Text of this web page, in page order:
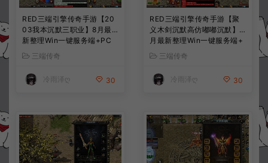
RED三端引擎传奇手游【20
03我本沉默三职业】8月最
新整理Win一键服务端+PC
安卓+详细搭建教程
三端传奇
冷雨泽ღ 30
RED三端引擎传奇手游【聚
义木剑沉默高仿嘟嘟沉默】7
月最新整理Win一键服务端+
PC安卓苹果+详细搭建教程
三端传奇
冷雨泽ღ 30